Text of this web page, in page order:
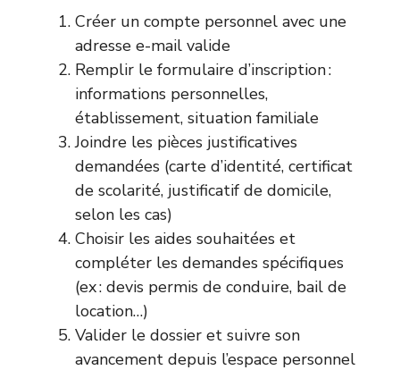
Créer un compte personnel avec une
adresse e-mail valide
Remplir le formulaire d’inscription :
informations personnelles,
établissement, situation familiale
Joindre les pièces justificatives
demandées (carte d’identité, certificat
de scolarité, justificatif de domicile,
selon les cas)
Choisir les aides souhaitées et
compléter les demandes spécifiques
(ex : devis permis de conduire, bail de
location…)
Valider le dossier et suivre son
avancement depuis l’espace personnel